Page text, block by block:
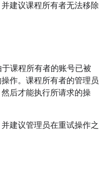
建议课程所有者无法移除
课程所有者的账号已被
作。课程所有者的管理员
后才能执行所请求的操
建议管理员在重试操作之